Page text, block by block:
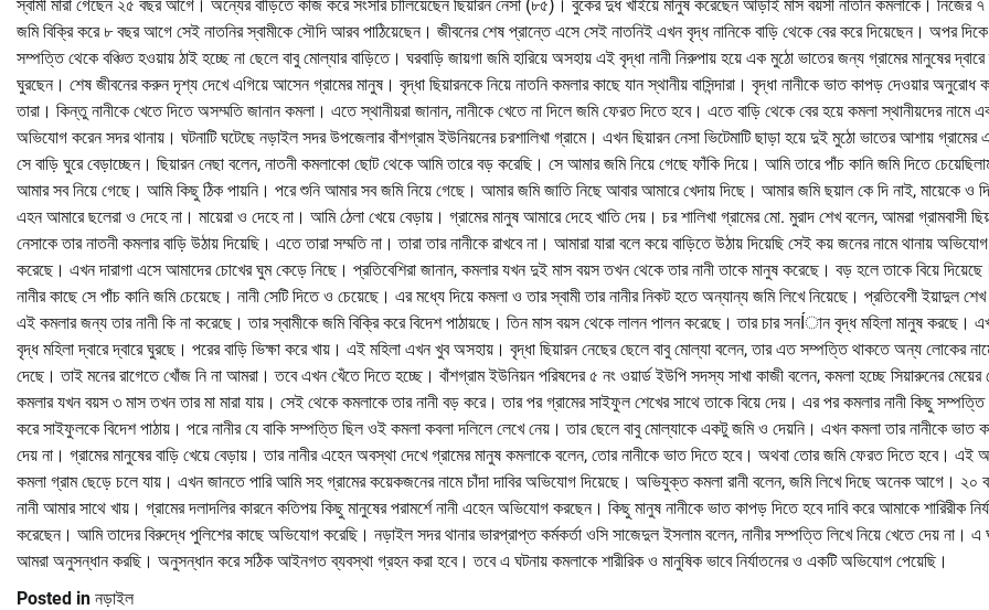
স্বামী মারা গেছেন ২৫ বছর আগে। অন্যের বাড়িতে কাজ করে সংসার চালিয়েছেন ছিয়ারন নেসা (৮৫)। বুকের দুধ খাইয়ে মানুষ করেছেন আড়াই মাস বয়সী নাতনি কমলাকে। নিজের ৭
জমি বিক্রি করে ৮ বছর আগে সেই নাতনির স্বামীকে সৌদি আরব পাঠিয়েছেন। জীবনের শেষ প্রান্তে এসে সেই নাতনিই এখন বৃদ্ধ নানিকে বাড়ি থেকে বের করে দিয়েছেন। অপর দিকে
সম্পত্তি থেকে বঞ্চিত হওয়ায় ঠাই হচ্ছে না ছেলে বাবু মোল্যার বাড়িতে। ঘরবাড়ি জায়গা জমি হারিয়ে অসহায় এই বৃদ্ধা নানী নিরুপায় হয়ে এক মুঠো ভাতের জন্য গ্রামের মানুষের দ্বারে
ঘুরছেন। শেষ জীবনের করুন দৃশ্য দেখে এগিয়ে আসেন গ্রামের মানুষ। বৃদ্ধা ছিয়ারনকে নিয়ে নাতনি কমলার কাছে যান স্থানীয় বাসিন্দারা। বৃদ্ধা নানীকে ভাত কাপড় দেওয়ার অনুরোধ
তারা। কিন্তু নানীকে খেতে দিতে অসম্মতি জানান কমলা। এতে স্থানীয়রা জানান, নানীকে খেতে না দিলে জমি ফেরত দিতে হবে। এতে বাড়ি থেকে বের হয়ে কমলা স্থানীয়দের নামে
অভিযোগ করেন সদর থানায়। ঘটনাটি ঘটেছে নড়াইল সদর উপজেলার বাঁশগ্রাম ইউনিয়নের চরশালিখা গ্রামে। এখন ছিয়ারন নেসা ভিটেমাটি ছাড়া হয়ে দুই মুঠো ভাতের আশায় গ্রামের
সে বাড়ি ঘুরে বেড়াচ্ছেন। ছিয়ারন নেছা বলেন, নাতনী কমলাকো ছোট থেকে আমি তারে বড় করেছি। সে আমার জমি নিয়ে গেছে ফাঁকি দিয়ে। আমি তারে পাঁচ কানি জমি দিতে
আমার সব নিয়ে গেছে। আমি কিছু ঠিক পায়নি। পরে শুনি আমার সব জমি নিয়ে গেছে। আমার জমি জাতি নিছে আবার আমারে খেদায় দিছে। আমার জমি ছয়াল কে দি নাই, মায়েকে ও
এহন আমারে ছলেরা ও দেহে না। মায়েরা ও দেহে না। আমি ঠেলা খেয়ে বেড়ায়। গ্রামের মানুষ আমারে দেহে খাতি দেয়। চর শালিখা গ্রামের মো. মুরাদ শেখ বলেন, আমরা গ্রামবাসী
নেসাকে তার নাতনী কমলার বাড়ি উঠায় দিয়েছি। এতে তারা সম্মতি না। তারা তার নানীকে রাখবে না। আমারা যারা বলে কয়ে বাড়িতে উঠায় দিয়েছি সেই কয় জনের নামে থানায় অভিযোগ
করেছে। এখন দারাগা এসে আমাদের চোখের ঘুম কেড়ে নিছে। প্রতিবেশিরা জানান, কমলার যখন দুই মাস বয়স তখন থেকে তার নানী তাকে মানুষ করেছে। বড় হলে তাকে বিয়ে
নানীর কাছে সে পাঁচ কানি জমি চেয়েছে। নানী সেটি দিতে ও চেয়েছে। এর মধ্যে দিয়ে কমলা ও তার স্বামী তার নানীর নিকট হতে অন্যান্য জমি লিখে নিয়েছে। প্রতিবেশী ইয়াদুল
এই কমলার জন্য তার নানী কি না করেছে। তার স্বামীকে জমি বিক্রি করে বিদেশ পাঠায়ছে। তিন মাস বয়স থেকে লালন পালন করেছে। তার চার সনÍান বৃদ্ধ মহিলা মানুষ করছে।
বৃদ্ধ মহিলা দ্বারে দ্বারে ঘুরছে। পরের বাড়ি ভিক্ষা করে খায়। এই মহিলা এখন খুব অসহায়। বৃদ্ধা ছিয়ারন নেছের ছেলে বাবু মোল্যা বলেন, তার এত সম্পত্তি থাকতে অন্য লোকের
দেছে। তাই মনের রাগেতে খোঁজ নি না আমরা। তবে এখন খেঁতে দিতে হচ্ছে। বাঁশগ্রাম ইউনিয়ন পরিষদের ৫ নং ওয়ার্ড ইউপি সদস্য সাখা কাজী বলেন, কমলা হচ্ছে সিয়ারুনের মেয়ের
কমলার যখন বয়স ৩ মাস তখন তার মা মারা যায়। সেই থেকে কমলাকে তার নানী বড় করে। তার পর গ্রামের সাইফুল শেখের সাথে তাকে বিয়ে দেয়। এর পর কমলার নানী কিছু সম্পত্তি
করে সাইফুলকে বিদেশ পাঠায়। পরে নানীর যে বাকি সম্পত্তি ছিল ওই কমলা কবলা দলিলে লেখে নেয়। তার ছেলে বাবু মোল্যাকে একটু জমি ও দেয়নি। এখন কমলা তার নানীকে ভাত
দেয় না। গ্রামের মানুষের বাড়ি খেয়ে বেড়ায়। তার নানীর এহেন অবস্থা দেখে গ্রামের মানুষ কমলাকে বলেন, তোর নানীকে ভাত দিতে হবে। অথবা তোর জমি ফেরত দিতে হবে। এই
কমলা গ্রাম ছেড়ে চলে যায়। এখন জানতে পারি আমি সহ গ্রামের কয়েকজনের নামে চাঁদা দাবির অভিযোগ দিয়েছে। অভিযুক্ত কমলা রানী বলেন, জমি লিখে দিছে অনেক আগে। ২০
নানী আমার সাথে খায়। গ্রামের দলাদলির কারনে কতিপয় কিছু মানুষের পরামর্শে নানী এহেন অভিযোগ করছেন। কিছু মানুষ নানীকে ভাত কাপড় দিতে হবে দাবি করে আমাকে শারিরীক
করেছেন। আমি তাদের বিরুদ্ধে পুলিশের কাছে অভিযোগ করেছি। নড়াইল সদর থানার ভারপ্রাপ্ত কর্মকর্তা ওসি সাজেদুল ইসলাম বলেন, নানীর সম্পত্তি লিখে নিয়ে খেতে দেয় না। এ
আমরা অনুসন্ধান করছি। অনুসন্ধান করে সঠিক আইনগত ব্যবস্থা গ্রহন করা হবে। তবে এ ঘটনায় কমলাকে শারীরিক ও মানুষিক ভাবে নির্যাতনের ও একটি অভিযোগ পেয়েছি।
Posted in নড়াইল